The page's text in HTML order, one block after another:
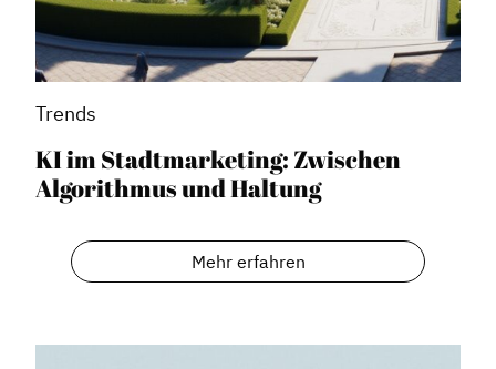
Trends
KI im Stadtmarketing: Zwischen
Algorithmus und Haltung
Mehr erfahren